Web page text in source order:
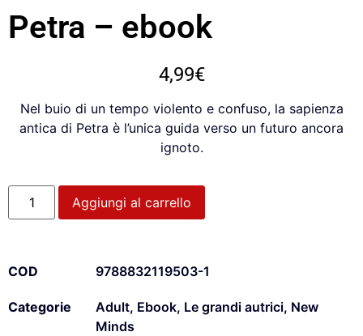
Petra – ebook
4,99€
Nel buio di un tempo violento e confuso, la sapienza
antica di Petra è l’unica guida verso un futuro ancora
ignoto.
Aggiungi al carrello
COD 9788832119503-1
Categorie Adult, Ebook, Le grandi autrici, New
Minds